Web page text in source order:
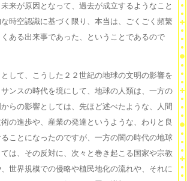
来が原因となって、過去が成立するようなこと
時空認識に基づく限り、本当は、ごくごく頻繁
ある出来事であった、ということであるので
して、こうした２２世紀の地球の文明の影響を
ンスの時代を境にして、地球の人類は、一方の
らの影響としては、先ほど述べたような、人間
の進歩や、産業の発達というような、わりと良
ことになったのですが、一方の闇の時代の地球
は、その反対に、次々と巻き起こる国家や宗教
世界規模での侵略や植民地化の流れや、それに